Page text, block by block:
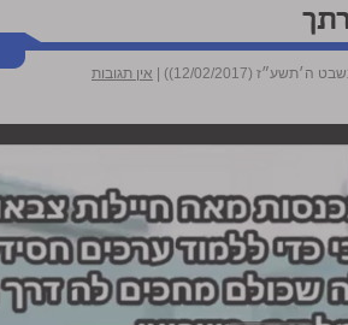
(12/02/2017)) אין תגובות